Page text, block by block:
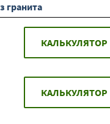
гранита
КАЛЬКУЛЯТОР
КАЛЬКУЛЯТОР